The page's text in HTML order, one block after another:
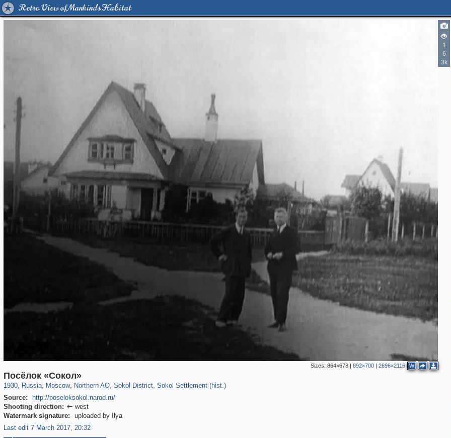
Retro View of Mankind's Habitat
1
6
3k
Sizes: 864×678| 892×700| 2696×2116 W
Посёлок «Сокол»
1930, Russia
1,406,852 29,243
, Moscow
319,861 8,286
, Northern AO
22,540
, Sokol District, Sokol Settlement (hist.)
Source:
http://poseloksokol.narod.ru/
Shooting direction:  west
Watermark signature:
uploaded by Ilya
Last edit 7 March 2017, 20:32